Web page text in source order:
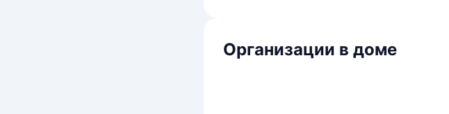
Организации в доме